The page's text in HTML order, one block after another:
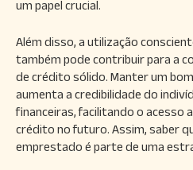
um papel crucial.
Além disso, a utilização
também pode contribuir para a
de crédito sólido. Manter um
aumenta a credibilidade do
financeiras, facilitando o acesso
crédito no futuro. Assim, saber
emprestado é parte de uma